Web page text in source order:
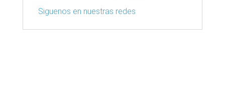
Siguenos en nuestras redes